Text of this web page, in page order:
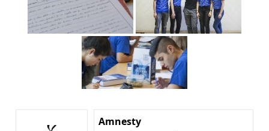
Amnesty